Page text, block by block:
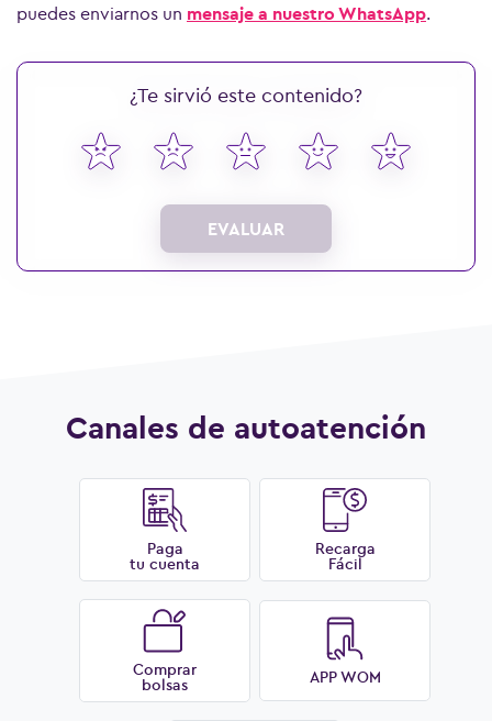
puedes enviarnos un mensaje a nuestro WhatsApp.
¿Te sirvió este contenido?
EVALUAR
Canales de autoatención
Paga
tu cuenta
Recarga
Fácil
Comprar
bolsas APP WOM